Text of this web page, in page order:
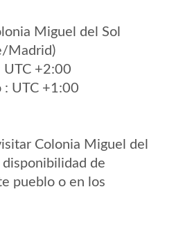
Miguel del Sol
Madrid)
UTC +2:00
: UTC +1:00
Colonia Miguel del
de
pueblo o en los